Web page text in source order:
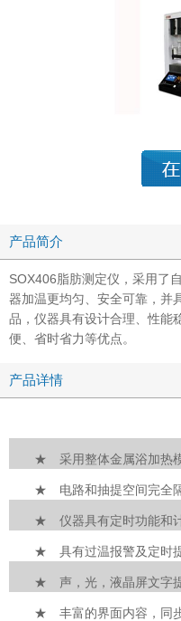
产品简介
SOX406脂肪测定仪，采用了
器加温更均匀、安全可靠，并
品，仪器具有设计合理、性能
便、省时省力等优点。
产品详情
★ 采用整体金属浴加热模
★ 电路和抽提空间完全隔
★ 仪器具有定时功能和计
★ 具有过温报警及定时提
★ 声，光，液晶屏文字提
★ 丰富的界面内容，同